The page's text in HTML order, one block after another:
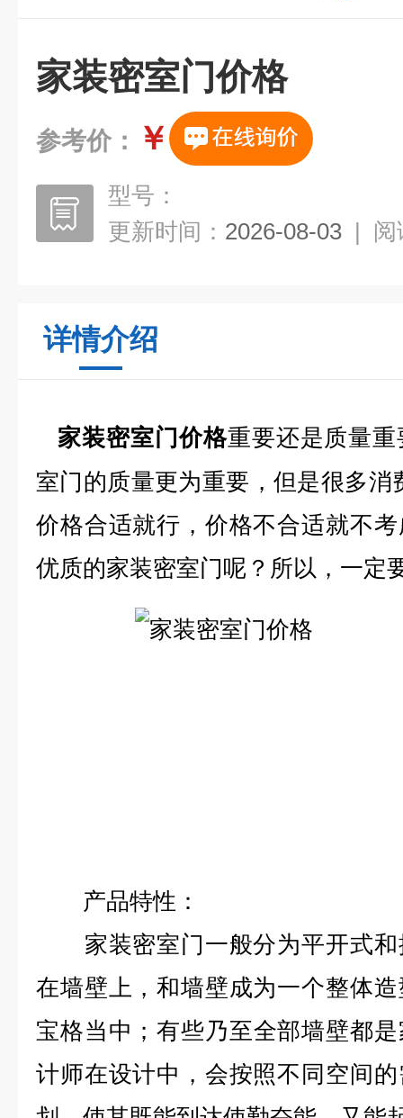
家装密室门价格
参考价： ￥
型号：
更新时间： 2026-08-03 | 阅
详情介绍
家装密室门价格重要还是质量
室门的质量更为重要，但是很多
价格合适就行，价格不合适就不
优质的家装密室门呢？所以，一定
产品特性：
家装密室门一般分为平开式和
在墙壁上，和墙壁成为一个整体
宝格当中；有些乃至全部墙壁都
计师在设计中，会按照不同空间